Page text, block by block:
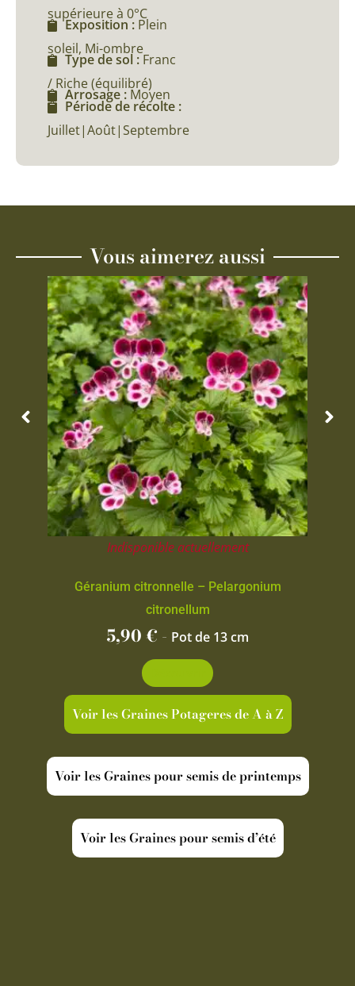
supérieure à 0°C
Exposition : Plein
soleil, Mi-ombre
Type de sol : Franc
/ Riche (équilibré)
Arrosage : Moyen
Période de récolte :
Juillet|Août|Septembre
Vous aimerez aussi
Indisponible actuellement
Géranium citronnelle – Pelargonium
citronellum
5,90€ - Pot de 13 cm
Voir les Graines Potageres de A à Z
Voir les Graines pour semis de printemps
Voir les Graines pour semis d’été